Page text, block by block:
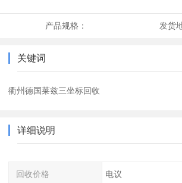
产品规格： 发货
关键词
衢州德国莱兹三坐标回收
详细说明
回收价格 电议